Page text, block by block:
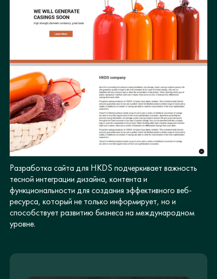
Разработка сайта для HKDS подчеркивает важность
тесной интеграции дизайна, контента и
функциональности для создания эффективного веб-
ресурса, который не только информирует, но и
способствует развитию бизнеса на международном
уровне.